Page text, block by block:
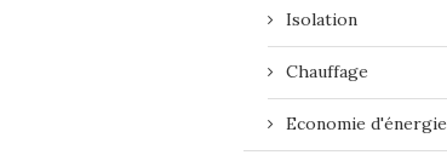
Isolation
Chauffage
Economie d'énergie